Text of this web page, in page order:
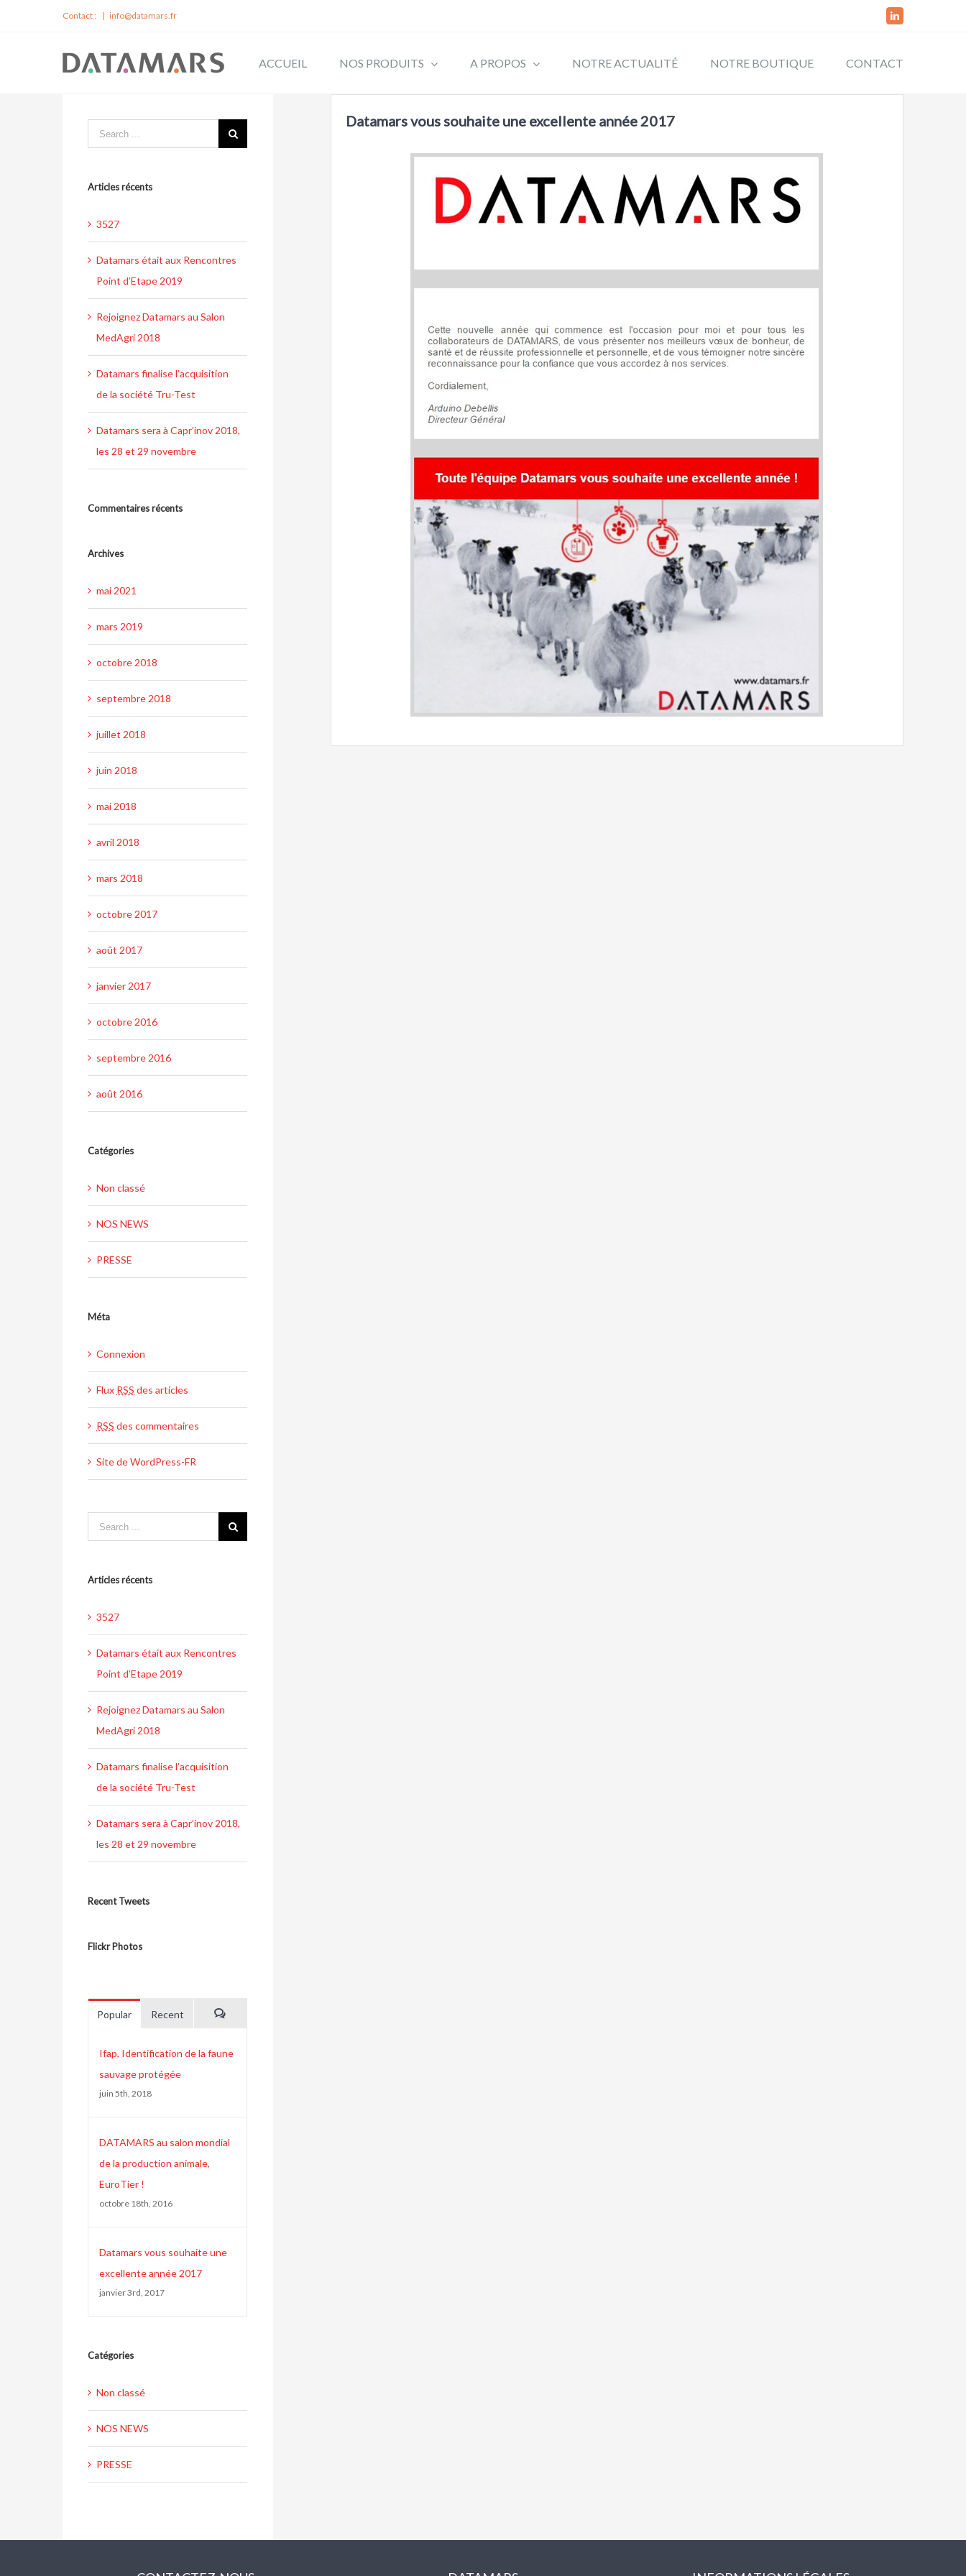
Contact : | info@datamars.fr Linkedin
ACCUEIL NOS PRODUITS A PROPOS NOTRE ACTUALITÉ NOTRE BOUTIQUE CONTACT
Datamars vous souhaite une excellente année 2017
Articles récents
3527
Datamars était aux Rencontres
Point d’Etape 2019
Rejoignez Datamars au Salon
MedAgri 2018
Datamars finalise l’acquisition
de la société Tru-Test
Datamars sera à Capr’inov 2018,
les 28 et 29 novembre
Commentaires récents
Archives
mai 2021
mars 2019
octobre 2018
septembre 2018
juillet 2018
juin 2018
mai 2018
avril 2018
mars 2018
octobre 2017
août 2017
janvier 2017
octobre 2016
septembre 2016
août 2016
Catégories
Non classé
NOS NEWS
PRESSE
Méta
Connexion
Flux RSS des articles
RSS des commentaires
Site de WordPress-FR
Articles récents
3527
Datamars était aux Rencontres
Point d’Etape 2019
Rejoignez Datamars au Salon
MedAgri 2018
Datamars finalise l’acquisition
de la société Tru-Test
Datamars sera à Capr’inov 2018,
les 28 et 29 novembre
Recent Tweets
Flickr Photos
Popular Recent
Ifap, Identification de la faune
sauvage protégée
juin 5th, 2018
DATAMARS au salon mondial
de la production animale,
EuroTier !
octobre 18th, 2016
Datamars vous souhaite une
excellente année 2017
janvier 3rd, 2017
Catégories
Non classé
NOS NEWS
PRESSE